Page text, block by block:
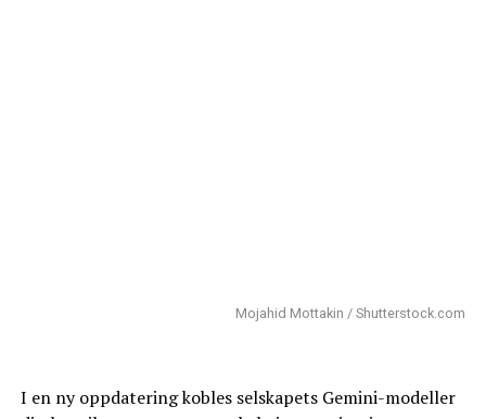
Mojahid Mottakin / Shutterstock.com
I en ny oppdatering kobles selskapets Gemini-modeller